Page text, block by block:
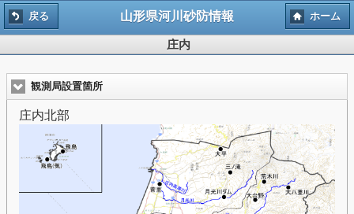
戻る 山形県河川砂防情報 ホーム
庄内
観測局設置箇所
庄内北部